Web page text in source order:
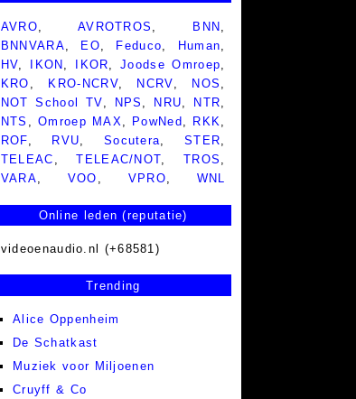
AVRO AVROTROS BNN
BNNVARA
EO Feduco Human
HV
IKON IKOR ,Joodse Omroep
KRO
KRO-NCRV, NCRV NOS
NOT School TV
NPS NRU NTR
NTS
,Omroep MAX PowNed RKK
ROF
RVU Socutera ,STER
TELEAC
,TELEAC/NOT ,TROS
VARA
VOO VPRO WNL
Online leden (reputatie)
videoenaudio.nl (+68581)
Trending
Alice Oppenheim
De Schatkast
Muziek voor Miljoenen
Cruyff & Co